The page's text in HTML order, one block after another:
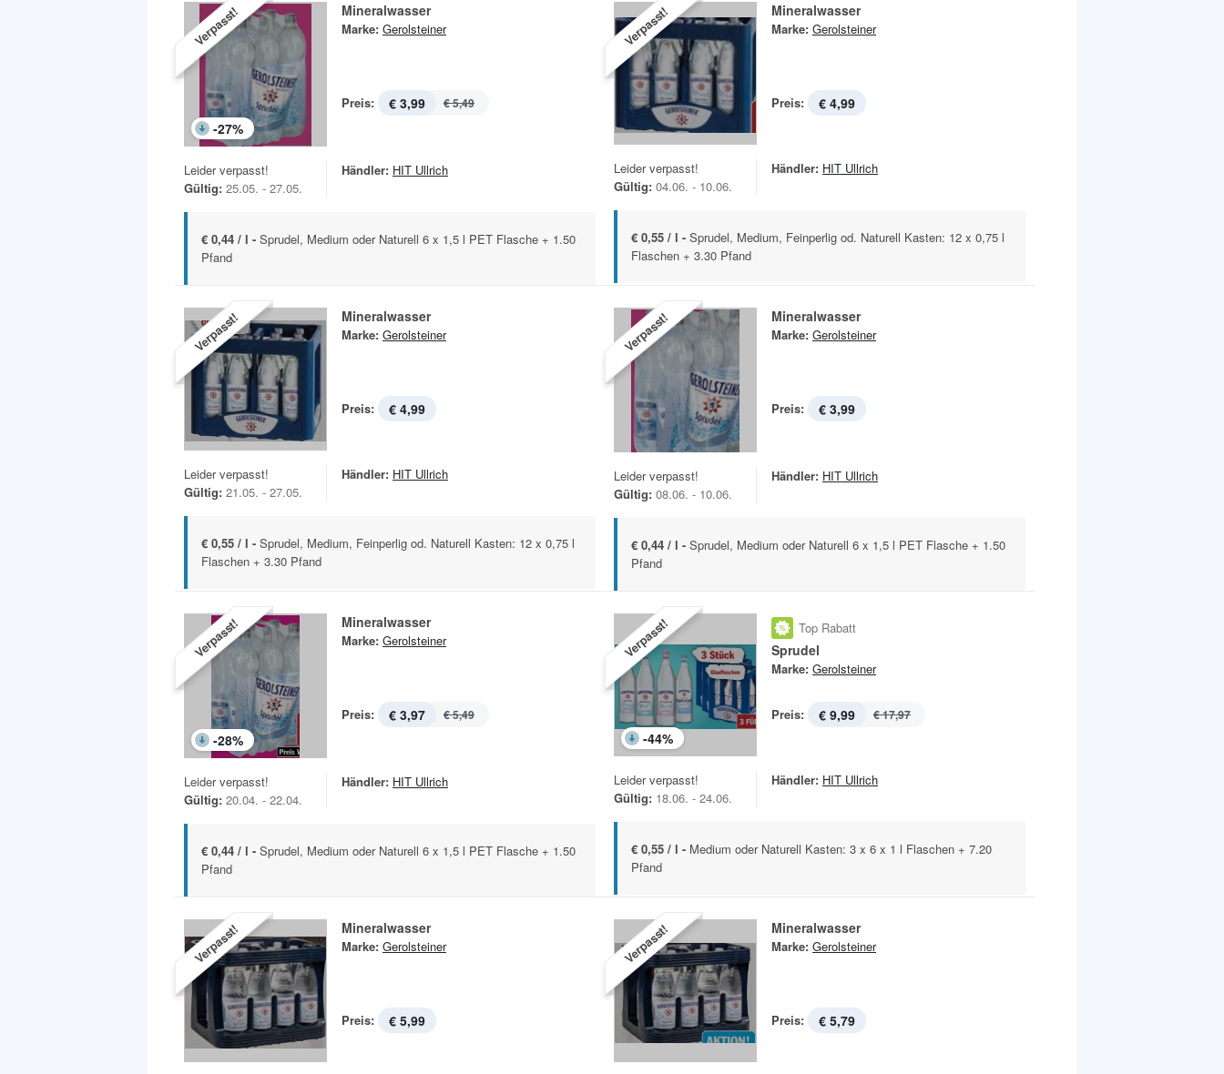
Verpasst!
-27%
Mineralwasser
Marke: Gerolsteiner
Preis: € 3,99 € 5,49
Leider verpasst!
Gültig: 25.05. - 27.05.
Händler: HIT Ullrich
€ 0,44 / l - Sprudel, Medium oder Naturell 6 x 1,5 l PET Flasche + 1.50
Pfand
Verpasst! Mineralwasser
Marke: Gerolsteiner
Preis: € 4,99
Leider verpasst!
Gültig: 04.06. - 10.06.
Händler: HIT Ullrich
€ 0,55 / l - Sprudel, Medium, Feinperlig od. Naturell Kasten: 12 x 0,75 l
Flaschen + 3.30 Pfand
Verpasst! Mineralwasser
Marke: Gerolsteiner
Preis: € 4,99
Leider verpasst!
Gültig: 21.05. - 27.05.
Händler: HIT Ullrich
€ 0,55 / l - Sprudel, Medium, Feinperlig od. Naturell Kasten: 12 x 0,75 l
Flaschen + 3.30 Pfand
Verpasst! Mineralwasser
Marke: Gerolsteiner
Preis: € 3,99
Leider verpasst!
Gültig: 08.06. - 10.06.
Händler: HIT Ullrich
€ 0,44 / l - Sprudel, Medium oder Naturell 6 x 1,5 l PET Flasche + 1.50
Pfand
Verpasst!
-28%
Mineralwasser
Marke: Gerolsteiner
Preis: € 3,97 € 5,49
Leider verpasst!
Gültig: 20.04. - 22.04.
Händler: HIT Ullrich
€ 0,44 / l - Sprudel, Medium oder Naturell 6 x 1,5 l PET Flasche + 1.50
Pfand
Verpasst!
-44%
Top Rabatt
Sprudel
Marke: Gerolsteiner
Preis: € 9,99 € 17,97
Leider verpasst!
Gültig: 18.06. - 24.06.
Händler: HIT Ullrich
€ 0,55 / l - Medium oder Naturell Kasten: 3 x 6 x 1 l Flaschen + 7.20
Pfand
Verpasst! Mineralwasser
Marke: Gerolsteiner
Preis: € 5,99
Verpasst! Mineralwasser
Marke: Gerolsteiner
Preis: € 5,79